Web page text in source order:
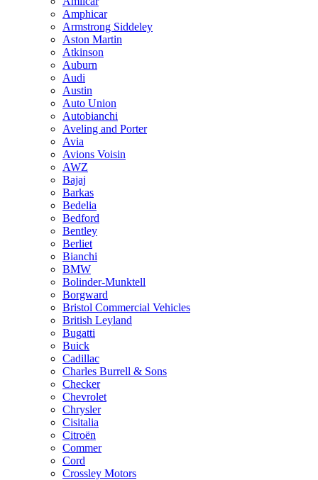
Amphicar
Armstrong Siddeley
Aston Martin
Atkinson
Auburn
Audi
Austin
Auto Union
Autobianchi
Aveling and Porter
Avia
Avions Voisin
AWZ
Bajaj
Barkas
Bedelia
Bedford
Bentley
Berliet
Bianchi
BMW
Bolinder-Munktell
Borgward
Bristol Commercial Vehicles
British Leyland
Bugatti
Buick
Cadillac
Charles Burrell & Sons
Checker
Chevrolet
Chrysler
Cisitalia
Citroën
Commer
Cord
Crossley Motors